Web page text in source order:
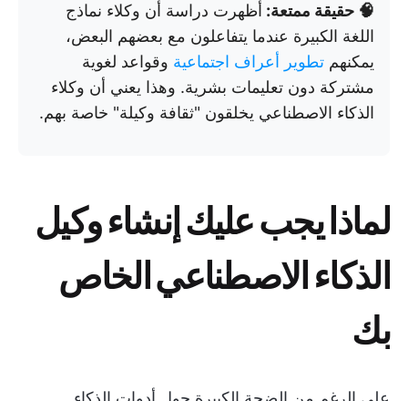
🧠 حقيقة ممتعة: أظهرت دراسة أن وكلاء نماذج
اللغة الكبيرة عندما يتفاعلون مع بعضهم البعض،
يمكنهم تطوير أعراف اجتماعية وقواعد لغوية
مشتركة دون تعليمات بشرية. وهذا يعني أن وكلاء
الذكاء الاصطناعي يخلقون "ثقافة وكيلة" خاصة بهم.
لماذا يجب عليك إنشاء وكيل
الذكاء الاصطناعي الخاص
بك